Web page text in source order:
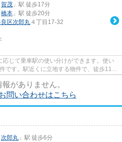
賀茂 」駅 徒歩17分
橋本 」駅 徒歩20分
区次郎丸 ４丁目17-32
じて乗車駅の使い分けができます。使い
です。駅近くに立地する物件で、徒歩11分
がありません。
問い合わせはこちら
次郎丸 」駅 徒歩6分